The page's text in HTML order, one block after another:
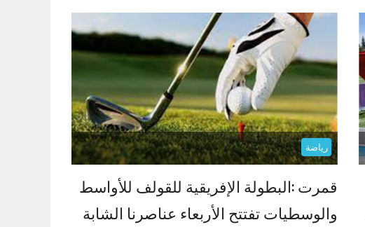
رياضة
قمرت :البطولة الإفريقية للقولف للأواسط
والوسطيات تفتتح الأربعاء عناصرنا الشابة